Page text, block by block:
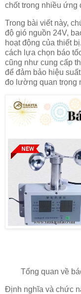
chốt trong nhiều ứng
Trong bài viết này,
độ gió nguồn 24V,
hoạt động của thiết
cách lựa chọn báo
cũng như cung cấp
để đảm bảo hiệu
đo lường quan trọng
Tổng quan về báo
Định nghĩa và chức